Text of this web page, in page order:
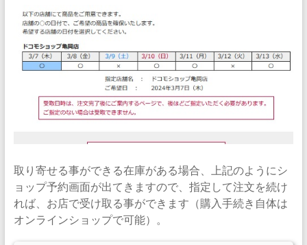
取り寄せる事ができる在庫がある場合、上記のようにシ
ョップ予約画面が出てきますので、指定して注文を続け
れば、お店で受け取る事ができます（購入手続き自体は
オンラインショップで可能）。